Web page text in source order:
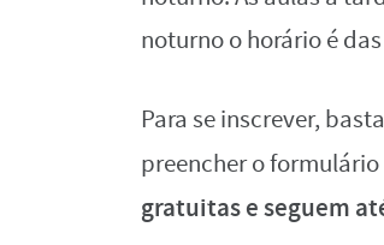
noturno o horário é das
Para se inscrever,
preencher o
gratuitas e seguem